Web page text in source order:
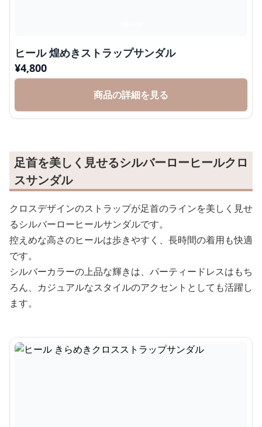
ヒール 煌めきストラップサンダル
¥4,800
商品の詳細を見る
足首を美しく見せるシルバーローヒールクロ
スサンダル
クロスデザインのストラップが足首のラインを美しく見せ
るシルバーローヒールサンダルです。
控えめな高さのヒールは歩きやすく、長時間の着用も快適
です。
シルバーカラーの上品な輝きは、パーティードレスはもち
ろん、カジュアルなスタイルのアクセントとしても活躍し
ます。